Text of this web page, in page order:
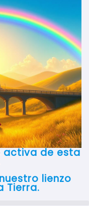
activa de esta
lienzo
Tierra.